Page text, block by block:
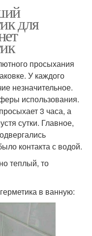
для
просыхания
У каждого
незначительное.
использования.
3 часа, а
сутки. Главное,
контакта с водой.
теплый, то
в ванную: